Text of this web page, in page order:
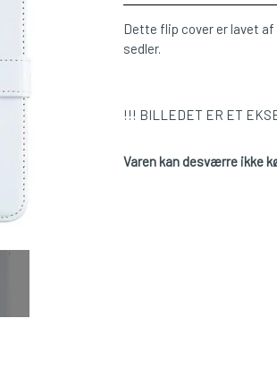
Dette flip cover er lavet
sedler.
!!! BILLEDET ER ET
Varen kan desværre ikke